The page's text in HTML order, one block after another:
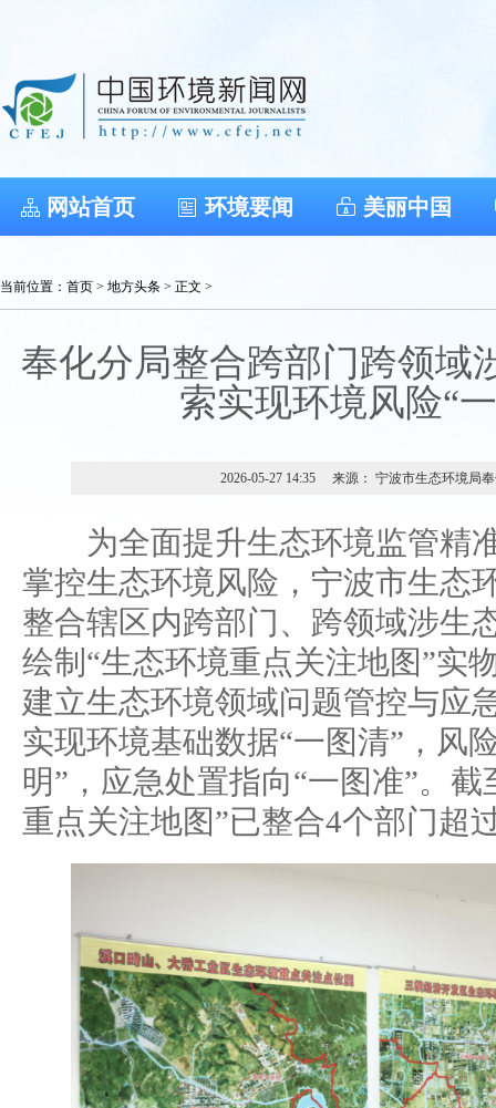
网站首页 环境要闻 美丽中国
当前位置： 首页 > 地方头条 > 正文 >
奉化分局整合跨部门跨领域
索实现环境风险“
2026-05-27 14:35 来源： 宁波市生态环境局
为全面提升生态环境监管精
掌控生态环境风险，宁波市生态
整合辖区内跨部门、跨领域涉生
绘制“生态环境重点关注地图”实
建立生态环境领域问题管控与应
实现环境基础数据“一图清”，风
明”，应急处置指向“一图准”。
重点关注地图”已整合4个部门超